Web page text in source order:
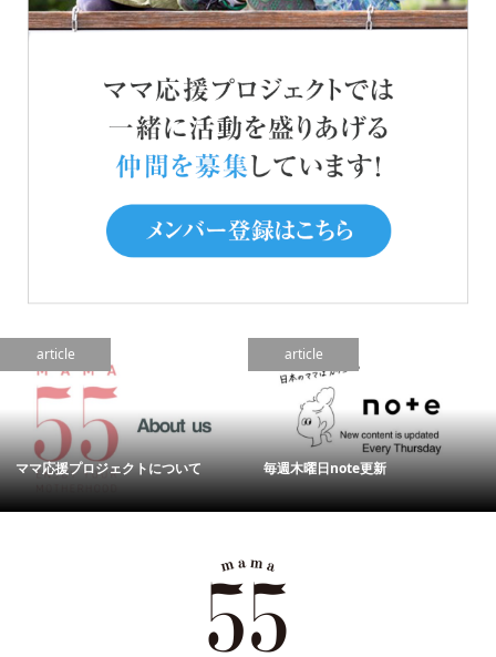
article
ママ応援プロジェクトについて
article
毎週木曜日note更新